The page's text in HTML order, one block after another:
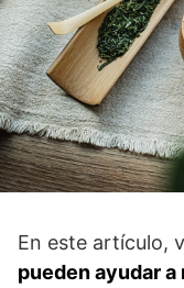
En este artículo,
pueden ayudar